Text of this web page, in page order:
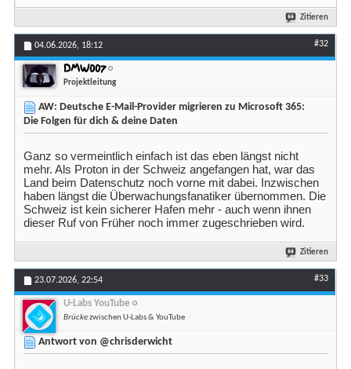
Zitieren
04.06.2026, 18:12 #32
DMW007
Projektleitung
AW: Deutsche E-Mail-Provider migrieren zu Microsoft 365:
Die Folgen für dich & deine Daten
Ganz so vermeintlich einfach ist das eben längst nicht
mehr. Als Proton in der Schweiz angefangen hat, war das
Land beim Datenschutz noch vorne mit dabei. Inzwischen
haben längst die Überwachungsfanatiker übernommen. Die
Schweiz ist kein sicherer Hafen mehr - auch wenn ihnen
dieser Ruf von Früher noch immer zugeschrieben wird.
Zitieren
23.07.2026, 22:54 #33
U-Labs YouTube
Brückezwischen U-Labs & YouTube
Antwort von @chrisderwicht